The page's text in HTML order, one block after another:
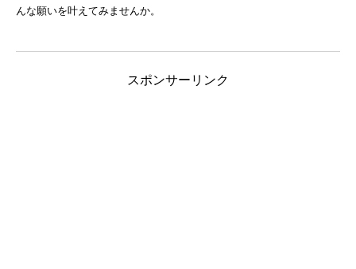
んな願いを叶えてみませんか。
スポンサーリンク